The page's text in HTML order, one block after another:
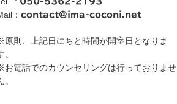
： contact@ima-coconi.net
則、上記日にちと時間が開室日となりま
。
電話でのカウンセリングは行っておりませ
。